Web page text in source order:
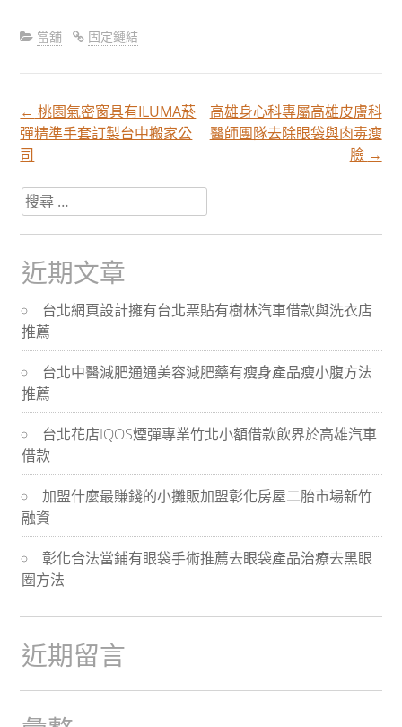
當舖 固定鏈結
文
章
分
頁
導
航
← 桃園氣密窗具有ILUMA菸
彈精準手套訂製台中搬家公
司
高雄身心科專屬高雄皮膚科
醫師團隊去除眼袋與肉毒瘦
臉 →
搜
尋
關
於：
近期文章
台北網頁設計擁有台北票貼有樹林汽車借款與洗衣店
推薦
台北中醫減肥通通美容減肥藥有瘦身產品瘦小腹方法
推薦
台北花店IQOS煙彈專業竹北小額借款飲界於高雄汽車
借款
加盟什麼最賺錢的小攤販加盟彰化房屋二胎市場新竹
融資
彰化合法當鋪有眼袋手術推薦去眼袋產品治療去黑眼
圈方法
近期留言